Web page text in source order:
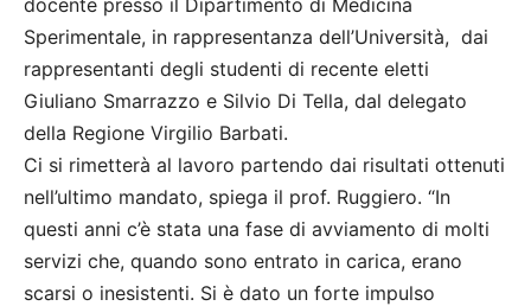
Sperimentale, in rappresentanza dell’Università, dai
rappresentanti degli studenti di recente eletti
Giuliano Smarrazzo e Silvio Di Tella, dal delegato
della Regione Virgilio Barbati.
Ci si rimetterà al lavoro partendo dai risultati ottenuti
nell’ultimo mandato, spiega il prof. Ruggiero. “In
questi anni c’è stata una fase di avviamento di molti
servizi che, quando sono entrato in carica, erano
scarsi o inesistenti. Si è dato un forte impulso